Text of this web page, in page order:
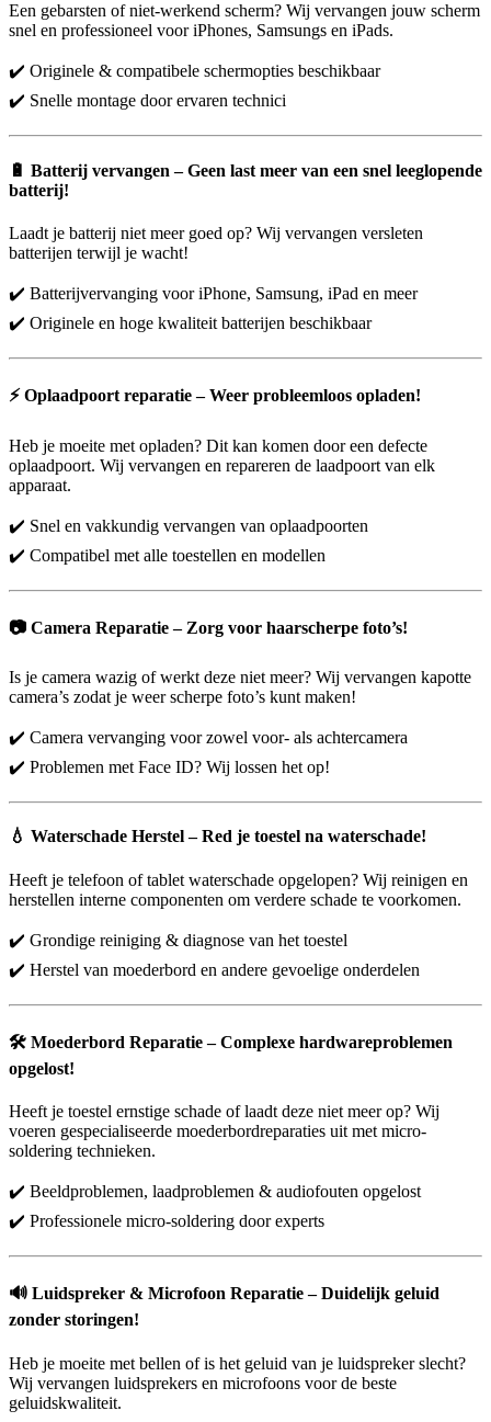
Een gebarsten of niet-werkend scherm? Wij vervangen jouw scherm
snel en professioneel voor iPhones, Samsungs en iPads.
✔️ Originele & compatibele schermopties beschikbaar
✔️ Snelle montage door ervaren technici
🔋 Batterij vervangen – Geen last meer van een snel leeglopende
batterij!
Laadt je batterij niet meer goed op? Wij vervangen versleten
batterijen terwijl je wacht!
✔️ Batterijvervanging voor iPhone, Samsung, iPad en meer
✔️ Originele en hoge kwaliteit batterijen beschikbaar
⚡Oplaadpoort reparatie – Weer probleemloos opladen!
Heb je moeite met opladen? Dit kan komen door een defecte
oplaadpoort. Wij vervangen en repareren de laadpoort van elk
apparaat.
✔️ Snel en vakkundig vervangen van oplaadpoorten
✔️ Compatibel met alle toestellen en modellen
📷 Camera Reparatie – Zorg voor haarscherpe foto’s!
Is je camera wazig of werkt deze niet meer? Wij vervangen kapotte
camera’s zodat je weer scherpe foto’s kunt maken!
✔️ Camera vervanging voor zowel voor- als achtercamera
✔️ Problemen met Face ID? Wij lossen het op!
💧 Waterschade Herstel – Red je toestel na waterschade!
Heeft je telefoon of tablet waterschade opgelopen? Wij reinigen en
herstellen interne componenten om verdere schade te voorkomen.
✔️ Grondige reiniging & diagnose van het toestel
✔️ Herstel van moederbord en andere gevoelige onderdelen
🛠️ Moederbord Reparatie – Complexe hardwareproblemen
opgelost!
Heeft je toestel ernstige schade of laadt deze niet meer op? Wij
voeren gespecialiseerde moederbordreparaties uit met micro-
soldering technieken.
✔️ Beeldproblemen, laadproblemen & audiofouten opgelost
✔️ Professionele micro-soldering door experts
🔊 Luidspreker & Microfoon Reparatie – Duidelijk geluid
zonder storingen!
Heb je moeite met bellen of is het geluid van je luidspreker slecht?
Wij vervangen luidsprekers en microfoons voor de beste
geluidskwaliteit.